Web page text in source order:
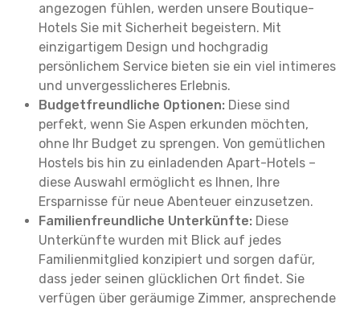
angezogen fühlen, werden unsere Boutique-
Hotels Sie mit Sicherheit begeistern. Mit
einzigartigem Design und hochgradig
persönlichem Service bieten sie ein viel intimeres
und unvergesslicheres Erlebnis.
Budgetfreundliche Optionen: Diese sind
perfekt, wenn Sie Aspen erkunden möchten,
ohne Ihr Budget zu sprengen. Von gemütlichen
Hostels bis hin zu einladenden Apart-Hotels –
diese Auswahl ermöglicht es Ihnen, Ihre
Ersparnisse für neue Abenteuer einzusetzen.
Familienfreundliche Unterkünfte: Diese
Unterkünfte wurden mit Blick auf jedes
Familienmitglied konzipiert und sorgen dafür,
dass jeder seinen glücklichen Ort findet. Sie
verfügen über geräumige Zimmer, ansprechende